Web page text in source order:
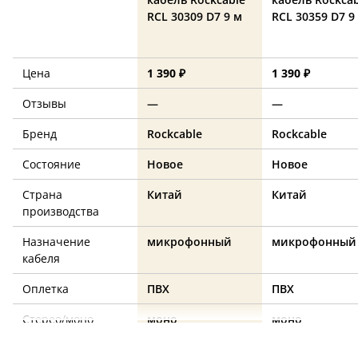
RCL 30309 D7 9 м
RCL 30359 D7
Цена 1 390 ₽
1 390 ₽
Отзывы
—
—
Бренд
Rockcable
Rockcable
Состояние
Новое
Новое
Страна
производства
Китай Китай
Назначение
кабеля
микрофонный микрофонный
Оплетка ПВХ
ПВХ
Стерео/моно
моно
моно